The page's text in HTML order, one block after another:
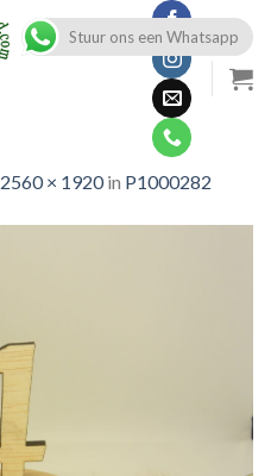
2560 × 1920in P1000282
Stuur ons een Whatsapp